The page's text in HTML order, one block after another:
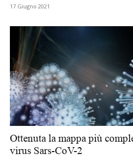
17 Giugno 2021
Ottenuta la mappa più
virus Sars-CoV-2